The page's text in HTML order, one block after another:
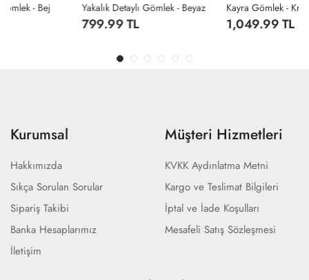
Yakalık Detaylı Gömlek - Beyaz Kayra Gömlek - Krem
1,049.99 TL
Kurumsal
Hakkımızda
Sıkça Sorulan Sorular
Sipariş Takibi
Banka Hesaplarımız
İletişim
Müşteri Hizmetleri
KVKK Aydınlatma Metni
Kargo ve Teslimat Bilgileri
İptal ve İade Koşulları
Mesafeli Satış Sözleşmesi